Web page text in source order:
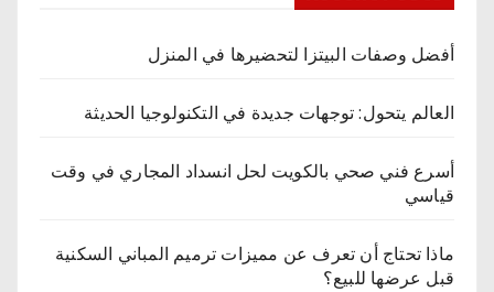
أفضل وصفات البيتزا لتحضيرها في المنزل
العالم يتحول: توجهات جديدة في التكنولوجيا الحديثة
أسرع فني صحي بالكويت لحل انسداد المجاري في وقت
قياسي
ماذا تحتاج أن تعرف عن مميزات ترميم المباني السكنية
قبل عرضها للبيع؟